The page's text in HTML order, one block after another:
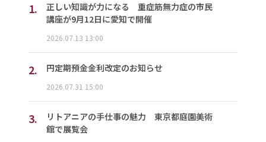
1.
正しい知識が力になる 重症筋無力症の市民
講座が9月12日に愛知で開催
2026.07.13 13:00
2. 円定期預金金利改定のお知らせ
2026.07.31 15:00
3.
リトアニアの手仕事の魅力 東京都庭園美術
館で展覧会